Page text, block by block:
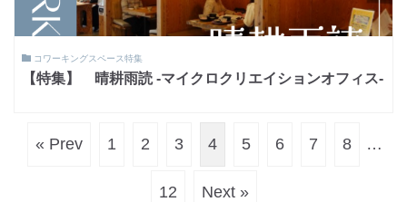
コワーキングスペース特集
【特集】 晴耕雨読 -マイクロクリエイションオフィス-
« Prev 1 2 3 4 5 6 7 8 …
12 Next »